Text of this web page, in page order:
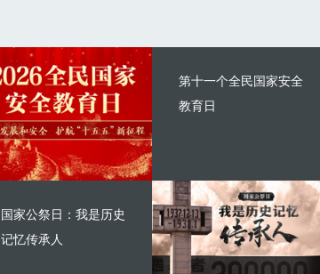
第十一个全民国家安全
教育日
国家公祭日：我是历史
记忆传承人